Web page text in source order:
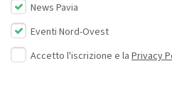
News Pavia
Eventi Nord-Ovest
Accetto l'iscrizione e la Privacy